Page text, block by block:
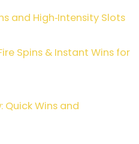
and High‑Intensity Slots
Spins & Instant Wins for
Quick Wins and